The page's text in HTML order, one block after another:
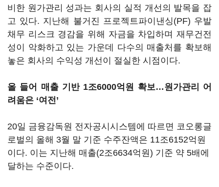
비한 원가관리 성과는 회사의 실적 개선의 발목을 잡
고 있다. 지난해 불거진 프로젝트파이낸싱(PF) 우발
채무 리스크 경감을 위해 자금을 차입하며 재무건전
성이 악화하고 있는 가운데 다수의 매출처를 확보해
놓은 회사의 수익성 개선이 절실한 시점이다.
올 들어 매출 기반 1조6000억원 확보…원가관리 어
려움은 ‘여전’
20일 금융감독원 전자공시시스템에 따르면 코오롱글
로벌의 올해 3월 말 기준 수주잔액은 11조6152억원
이다. 이는 지난해 매출(2조6634억원) 기준 약 5배에
달하는 수준이다.